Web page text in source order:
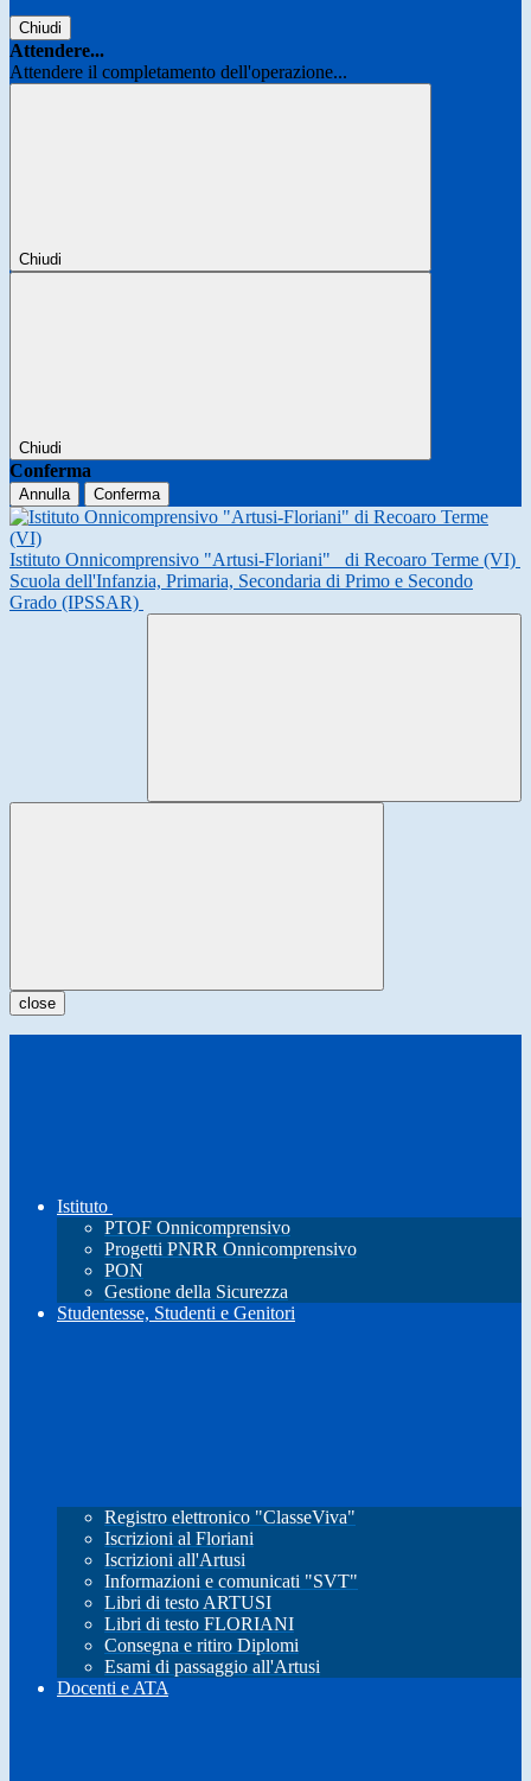
Chiudi
Attendere...
Attendere il completamento dell'operazione...
Chiudi
Chiudi
Conferma
Annulla Conferma
Istituto Onnicomprensivo "Artusi-Floriani"
di Recoaro Terme (VI)
Scuola dell'Infanzia, Primaria, Secondaria di Primo e Secondo
Grado (IPSSAR)
close
Istituto
PTOF Onnicomprensivo
Progetti PNRR Onnicomprensivo
PON
Gestione della Sicurezza
Studentesse, Studenti e Genitori
Registro elettronico "ClasseViva"
Iscrizioni al Floriani
Iscrizioni all'Artusi
Informazioni e comunicati "SVT"
Libri di testo ARTUSI
Libri di testo FLORIANI
Consegna e ritiro Diplomi
Esami di passaggio all'Artusi
Docenti e ATA